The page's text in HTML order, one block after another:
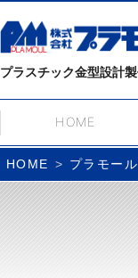
プラスチック金型設計
HOME
HOME プラモー